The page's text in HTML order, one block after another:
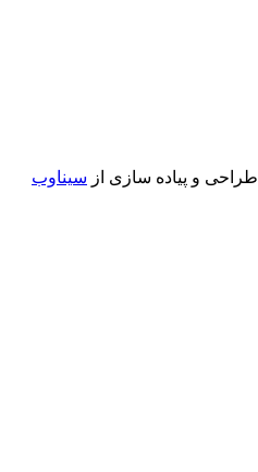
طراحی و پیاده سازی از سیناوب